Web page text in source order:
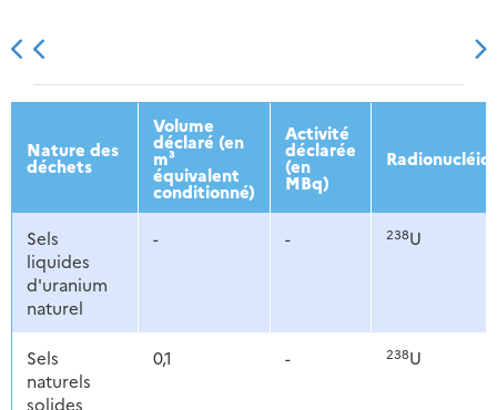
2013 2014 2015 2016
Nature des
déchets
Volume
déclaré (en
m³
équivalent
conditionné)
Activité
déclarée
(en
MBq)
Sels
liquides
d'uranium
naturel
- - 238U
Sels
naturels
solides
0,1 - 238U